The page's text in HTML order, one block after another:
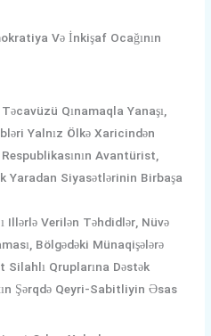
Və İnkişaf Ocağının
Qınamaqla Yanaşı,
Yalnız Ölkə Xaricindən
Avantürist,
Yaradan Siyasətlərinin Birbaşa
Illərlə Verilən Təhdidlər, Nüvə
Bölgədəki Münaqişələrə
Silahlı Qruplarına Dəstək
Şərqdə Qeyri-Sabitliyin Əsas